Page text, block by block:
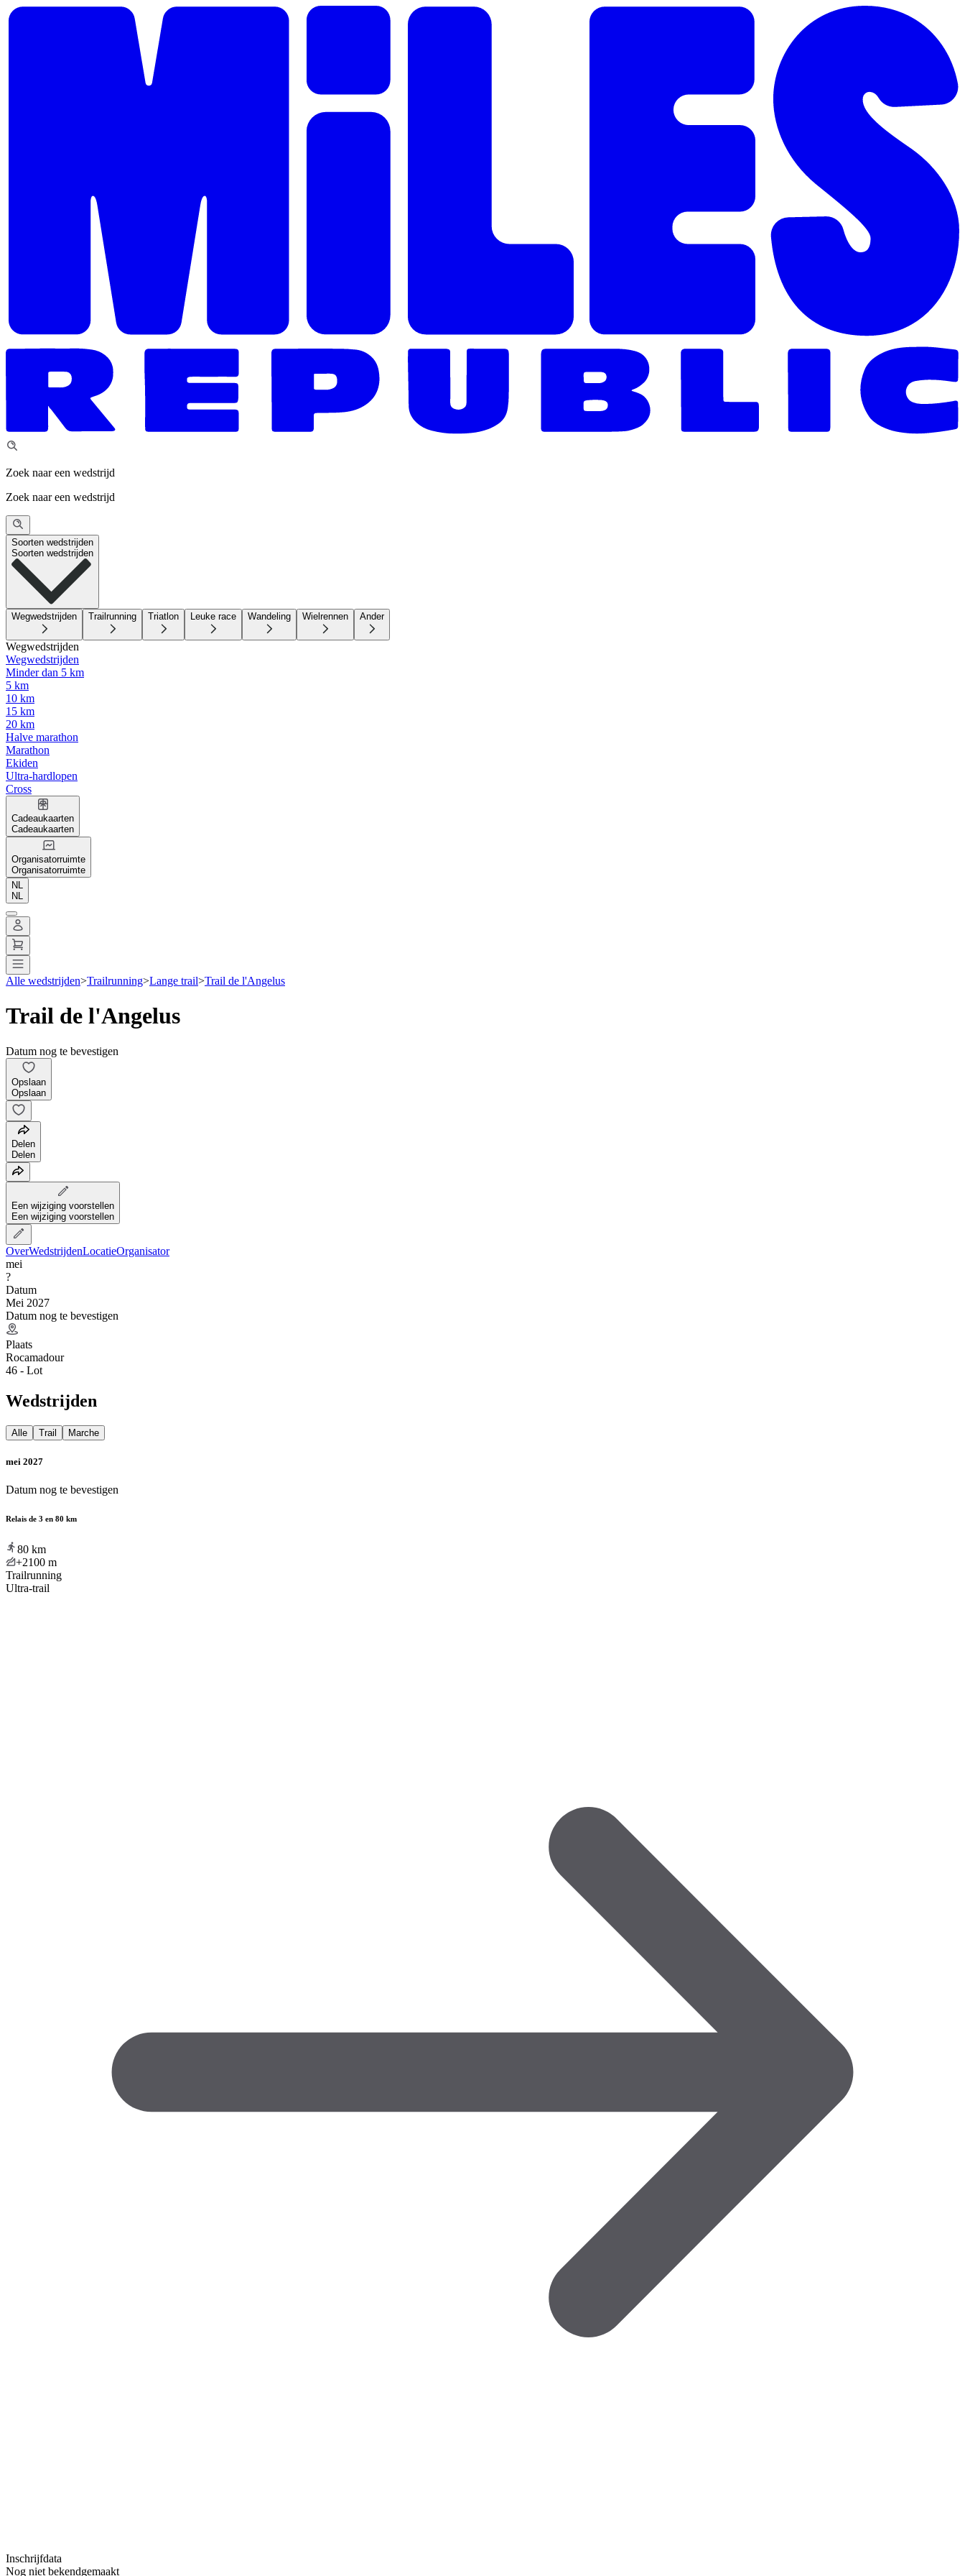
Zoek naar een wedstrijd
Zoek naar een wedstrijd
Soorten wedstrijden
Soorten wedstrijden
Wegwedstrijden Trailrunning Triatlon Leuke race Wandeling Wielrennen Ander
Wegwedstrijden
Wegwedstrijden
Minder dan 5 km
5 km
10 km
15 km
20 km
Halve marathon
Marathon
Ekiden
Ultra-hardlopen
Cross
Cadeaukaarten
Cadeaukaarten
Organisatorruimte
Organisatorruimte
NL
NL
Alle wedstrijden>Trailrunning>Lange trail>Trail de l'Angelus
Trail de l'Angelus
Datum nog te bevestigen
Opslaan
Opslaan
Delen
Delen
Een wijziging voorstellen
Een wijziging voorstellen
OverWedstrijdenLocatieOrganisator
mei
?
Datum
Mei 2027
Datum nog te bevestigen
Plaats
Rocamadour
46 - Lot
Wedstrijden
Alle Trail Marche
mei 2027
Datum nog te bevestigen
Relais de 3 en 80 km
80 km
+2100 m
Trailrunning
Ultra-trail
Inschrijfdata
Nog niet bekendgemaakt